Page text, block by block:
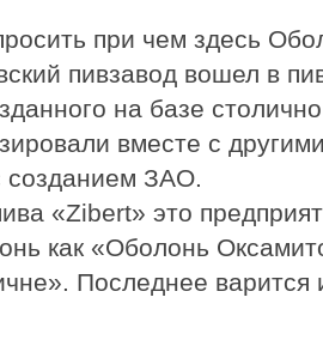
при чем здесь
пивзавод вошел в
на базе
вместе с
созданием ЗАО.
«Zibert» это
как «Оболонь
Последнее варится